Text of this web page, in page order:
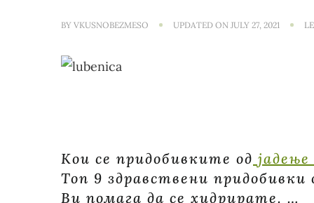
BY VKUSNOBEZMESO UPDATED ON JULY 27, 2021
Кои се придобивките од
Топ 9 здравствени придобивки
Ви помага да се хидрирате. …